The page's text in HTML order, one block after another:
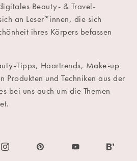
Beauty- & Travel-
an Leser*innen, die sich
ihres Körpers befassen
Tipps, Haartrends, Make-up
Produkten und Techniken aus der
bei uns auch um die Themen